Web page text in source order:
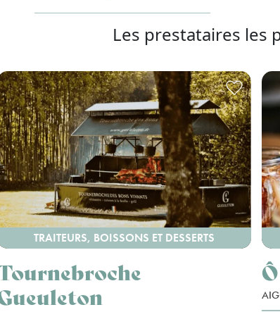
Les prestataires les
TRAITEURS, BOISSONS ET DESSERTS